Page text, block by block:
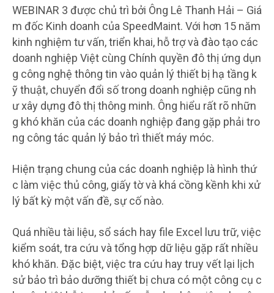
WEBINAR 3 được chủ trì bởi Ông Lê Thanh Hải – Giá
m đốc Kinh doanh của SpeedMaint. Với hơn 15 năm
kinh nghiệm tư vấn, triển khai, hỗ trợ và đào tạo các
doanh nghiệp Việt cùng Chính quyền đô thị ứng dụn
g công nghệ thông tin vào quản lý thiết bị hạ tầng k
ỹ thuật, chuyển đổi số trong doanh nghiệp cũng nh
ư xây dựng đô thị thông minh. Ông hiểu rất rõ nhữn
g khó khăn của các doanh nghiệp đang gặp phải tro
ng công tác quản lý bảo trì thiết máy móc.
Hiện trạng chung của các doanh nghiệp là hình thứ
c làm việc thủ công, giấy tờ và khá cồng kềnh khi xử
lý bất kỳ một vấn đề, sự cố nào.
Quá nhiều tài liệu, sổ sách hay file Excel lưu trữ, việc
kiểm soát, tra cứu và tổng hợp dữ liệu gặp rất nhiều
khó khăn. Đặc biệt, việc tra cứu hay truy vết lại lịch
sử bảo trì bảo dưỡng thiết bị chưa có một công cụ c